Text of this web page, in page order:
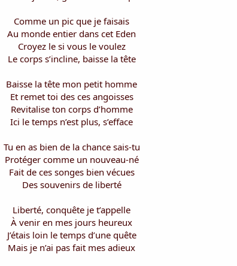
Comme un pic que je faisais
Au monde entier dans cet Eden
Croyez le si vous le voulez
Le corps s’incline, baisse la tête
Baisse la tête mon petit homme
Et remet toi des ces angoisses
Revitalise ton corps d’homme
Ici le temps n’est plus, s’efface
Tu en as bien de la chance sais-tu
Protéger comme un nouveau-né
Fait de ces songes bien vécues
Des souvenirs de liberté
Liberté, conquête je t’appelle
À venir en mes jours heureux
J’étais loin le temps d’une quête
Mais je n’ai pas fait mes adieux